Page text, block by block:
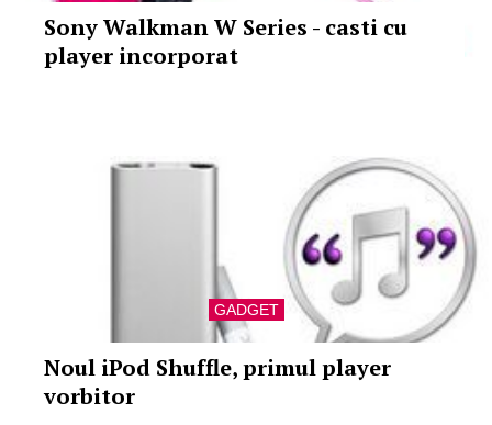
Sony Walkman W Series - casti cu
player incorporat
GADGET
Noul iPod Shuffle, primul player
vorbitor